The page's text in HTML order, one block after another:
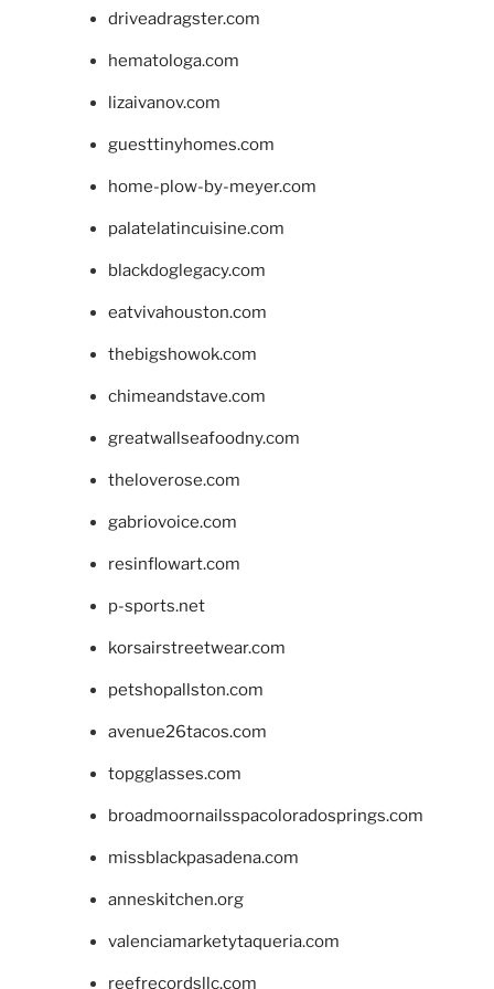
driveadragster.com
hematologa.com
lizaivanov.com
guesttinyhomes.com
home-plow-by-meyer.com
palatelatincuisine.com
blackdoglegacy.com
eatvivahouston.com
thebigshowok.com
chimeandstave.com
greatwallseafoodny.com
theloverose.com
gabriovoice.com
resinflowart.com
p-sports.net
korsairstreetwear.com
petshopallston.com
avenue26tacos.com
topgglasses.com
broadmoornailsspacoloradosprings.com
missblackpasadena.com
anneskitchen.org
valenciamarketytaqueria.com
reefrecordsllc.com